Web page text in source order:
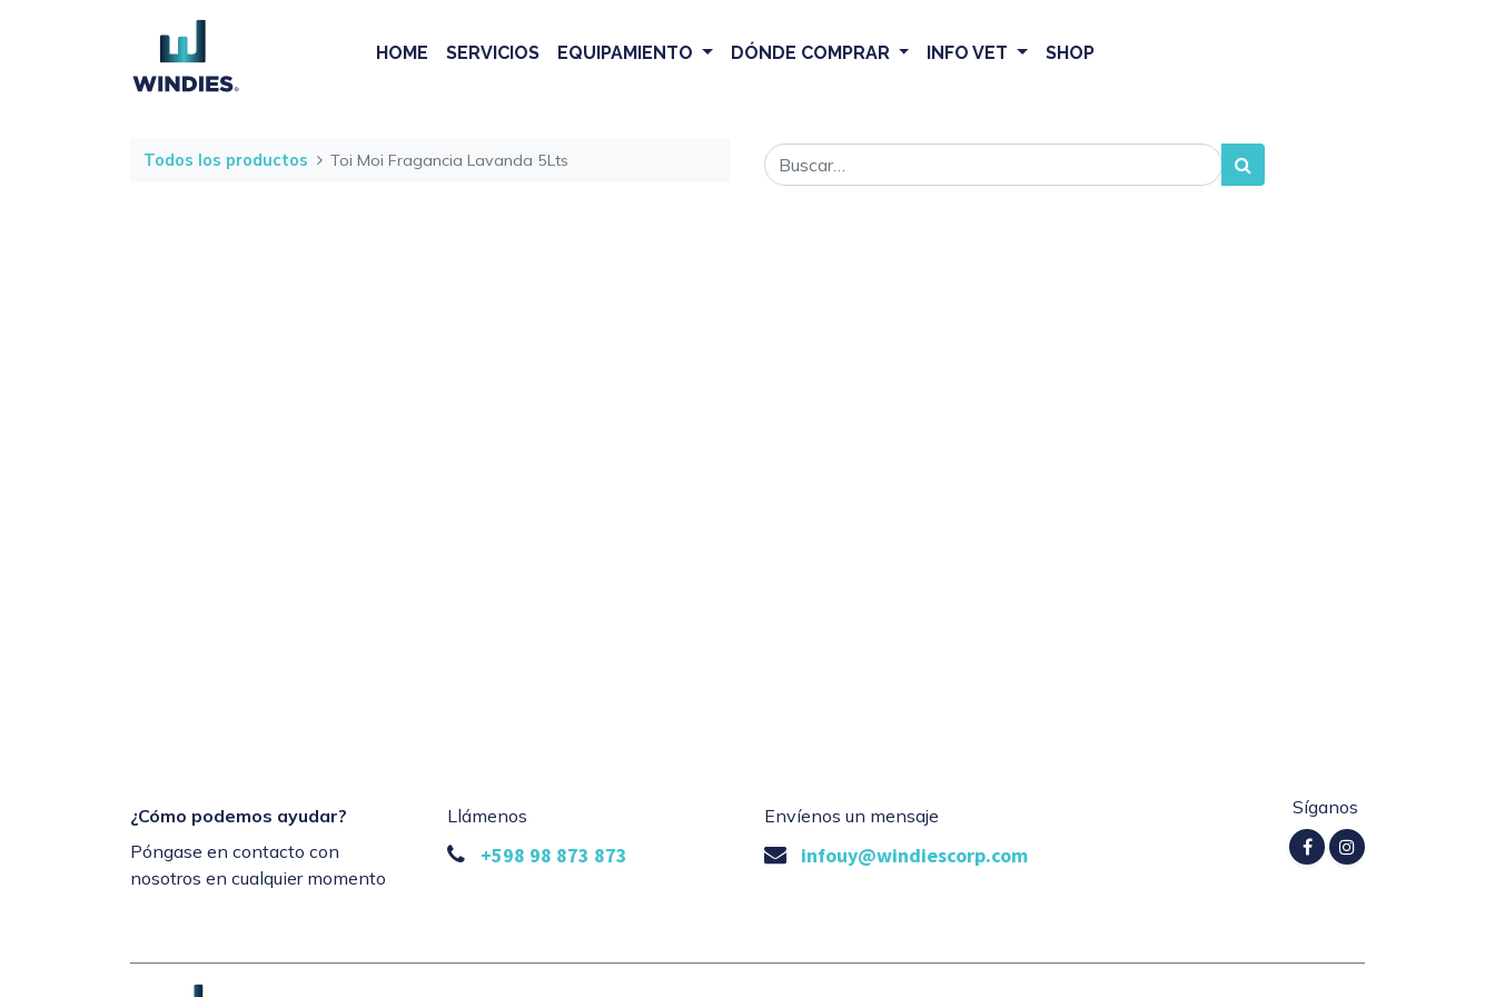
HOME SERVICIOS EQUIPAMIENTO DÓNDE COMPRAR INFO VET SHOP
Todos los productos Toi Moi Fragancia Lavanda 5Lts
¿Cómo podemos ayudar?
Póngase en contacto con
nosotros en cualquier momento
Llámenos
+598 98 873 873
Envíenos un mensaje
infouy@windiescorp.com
Síganos